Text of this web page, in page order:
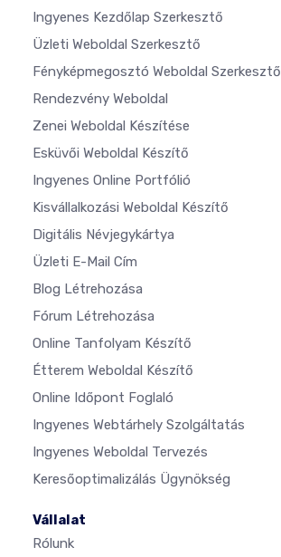
Ingyenes Kezdőlap Szerkesztő
Üzleti Weboldal Szerkesztő
Fényképmegosztó Weboldal Szerkesztő
Rendezvény Weboldal
Zenei Weboldal Készítése
Esküvői Weboldal Készítő
Ingyenes Online Portfólió
Kisvállalkozási Weboldal Készítő
Digitális Névjegykártya
Üzleti E-Mail Cím
Blog Létrehozása
Fórum Létrehozása
Online Tanfolyam Készítő
Étterem Weboldal Készítő
Online Időpont Foglaló
Ingyenes Webtárhely Szolgáltatás
Ingyenes Weboldal Tervezés
Keresőoptimalizálás Ügynökség
Vállalat
Rólunk